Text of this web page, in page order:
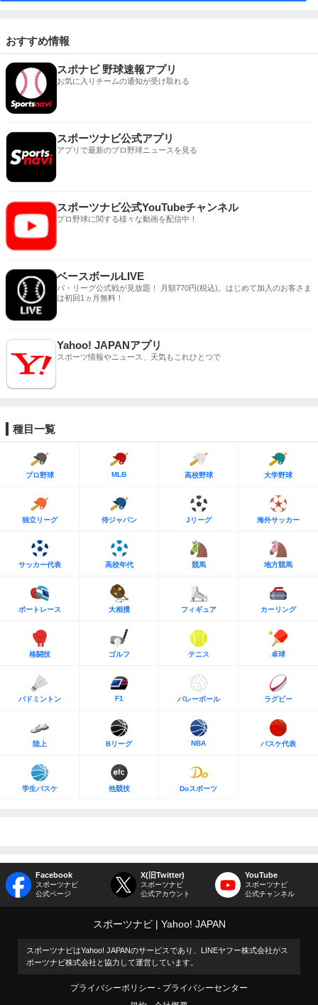
おすすめ情報
スポナビ 野球速報アプリ
お気に入りチームの通知が受け取れる
スポーツナビ公式アプリ
アプリで最新のプロ野球ニュースを見る
スポーツナビ公式YouTubeチャンネル
プロ野球に関する様々な動画を配信中！
ベースボールLIVE
パ・リーグ公式戦が見放題！ 月額770円(税込)。はじめて加入のお客さま
は初回1ヵ月無料！
Yahoo! JAPANアプリ
スポーツ情報やニュース、天気もこれひとつで
種目一覧
プロ野球 MLB 高校野球 大学野球
独立リーグ 侍ジャパン Jリーグ 海外サッカー
サッカー代表 高校年代 競馬 地方競馬
ボートレース 大相撲 フィギュア カーリング
格闘技 ゴルフ テニス 卓球
バドミントン F1 バレーボール ラグビー
陸上 Bリーグ NBA バスケ代表
学生バスケ 他競技 Doスポーツ
Facebook
スポーツナビ
公式ページ
X(旧Twitter)
スポーツナビ
公式アカウント
YouTube
スポーツナビ
公式チャンネル
スポーツナビ Yahoo! JAPAN
スポーツナビはYahoo! JAPANのサービスであり、LINEヤフー株式会社がス
ポーツナビ株式会社と協力して運営しています。
プライバシーポリシー
プライバシーセンター